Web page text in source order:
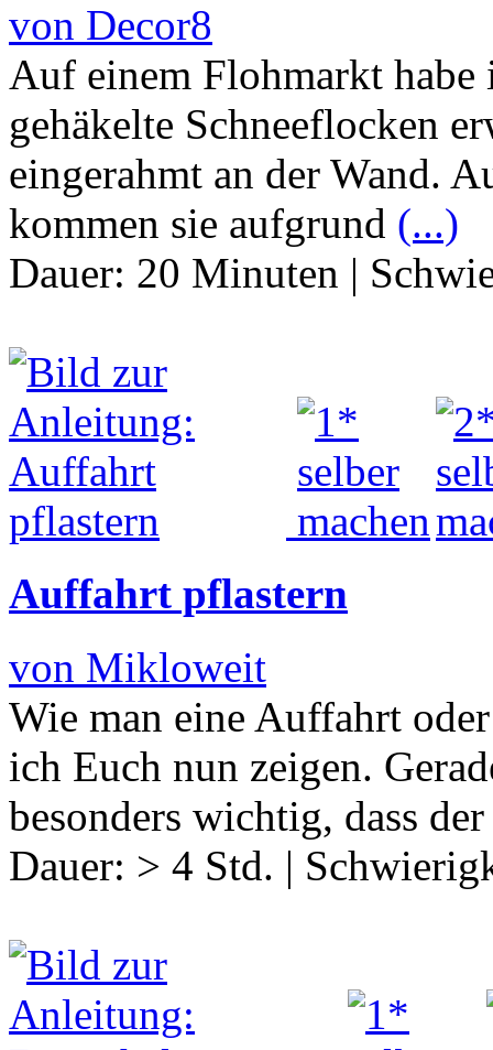
von Decor8
Auf einem Flohmarkt
gehäkelte Schneeflocken
eingerahmt an der Wand.
kommen sie aufgrund (...)
Dauer: 20 Minuten |
Auffahrt pflastern
von Mikloweit
Wie man eine Auffahrt
ich Euch nun zeigen.
besonders wichtig, dass
Dauer: > 4 Std. |